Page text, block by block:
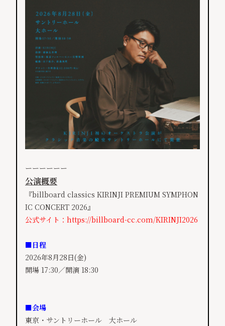
ーーーーーー
公演概要
『billboard classics KIRINJI PREMIUM SYMPHON
IC CONCERT 202​6』
公式サイト： https://billboard-cc.com/KIRINJI2026
■日程
2026年​8月28日(金)
開場 17:30／開演 18:30
■会場
東京・サントリーホール 大ホール